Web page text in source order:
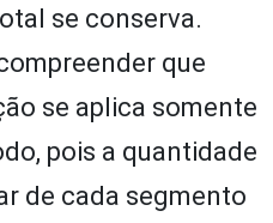
se conserva.
que
se aplica somente
pois a quantidade
de cada segmento